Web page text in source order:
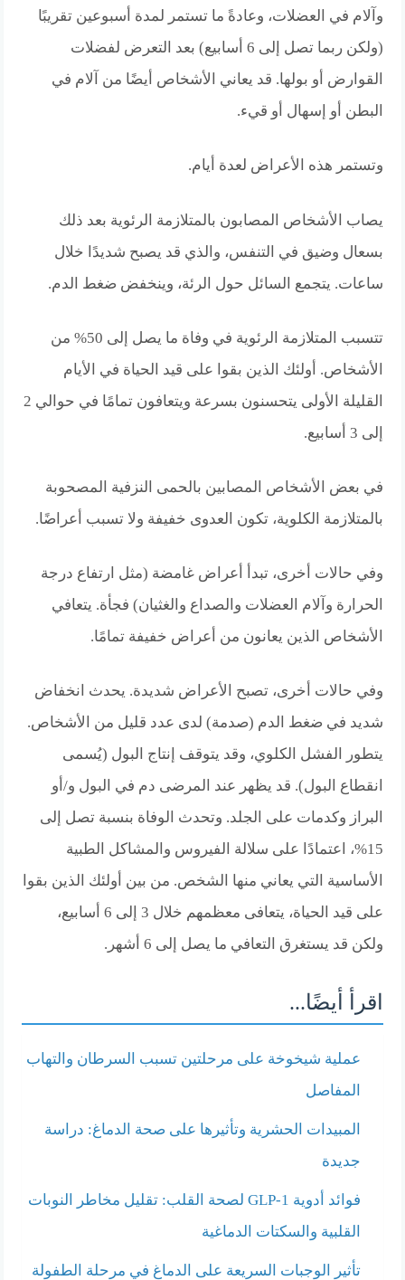
وآلام في العضلات، وعادةً ما تستمر لمدة أسبوعين تقريبًا
(ولكن ربما تصل إلى 6 أسابيع) بعد التعرض لفضلات
القوارض أو بولها. قد يعاني الأشخاص أيضًا من آلام في
البطن أو إسهال أو قيء.
وتستمر هذه الأعراض لعدة أيام.
يصاب الأشخاص المصابون بالمتلازمة الرئوية بعد ذلك
بسعال وضيق في التنفس، والذي قد يصبح شديدًا خلال
ساعات. يتجمع السائل حول الرئة، وينخفض ​​ضغط الدم.
تتسبب المتلازمة الرئوية في وفاة ما يصل إلى 50% من
الأشخاص. أولئك الذين بقوا على قيد الحياة في الأيام
القليلة الأولى يتحسنون بسرعة ويتعافون تمامًا في حوالي 2
إلى 3 أسابيع.
في بعض الأشخاص المصابين بالحمى النزفية المصحوبة
بالمتلازمة الكلوية، تكون العدوى خفيفة ولا تسبب أعراضًا.
وفي حالات أخرى، تبدأ أعراض غامضة (مثل ارتفاع درجة
الحرارة وآلام العضلات والصداع والغثيان) فجأة. يتعافي
الأشخاص الذين يعانون من أعراض خفيفة تمامًا.
وفي حالات أخرى، تصبح الأعراض شديدة. يحدث انخفاض
شديد في ضغط الدم (صدمة) لدى عدد قليل من الأشخاص.
يتطور الفشل الكلوي، وقد يتوقف إنتاج البول (يُسمى
انقطاع البول). قد يظهر عند المرضى دم في البول و/أو
البراز وكدمات على الجلد. وتحدث الوفاة بنسبة تصل إلى
15%، اعتمادًا على سلالة الفيروس والمشاكل الطبية
الأساسية التي يعاني منها الشخص. من بين أولئك الذين بقوا
على قيد الحياة، يتعافى معظمهم خلال 3 إلى 6 أسابيع،
ولكن قد يستغرق التعافي ما يصل إلى 6 أشهر.
اقرأ أيضًا...
عملية شيخوخة على مرحلتين تسبب السرطان والتهاب
المفاصل
المبيدات الحشرية وتأثيرها على صحة الدماغ: دراسة
جديدة
فوائد أدوية GLP-1 لصحة القلب: تقليل مخاطر النوبات
القلبية والسكتات الدماغية
تأثير الوجبات السريعة على الدماغ في مرحلة الطفولة